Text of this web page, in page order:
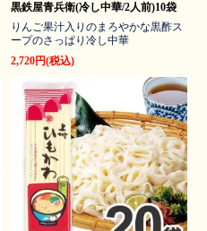
黒鉄屋青兵衛(冷し中華/2人前)10袋
りんご果汁入りのまろやかな黒酢ス
ープのさっぱり冷し中華
2,720円(税込)